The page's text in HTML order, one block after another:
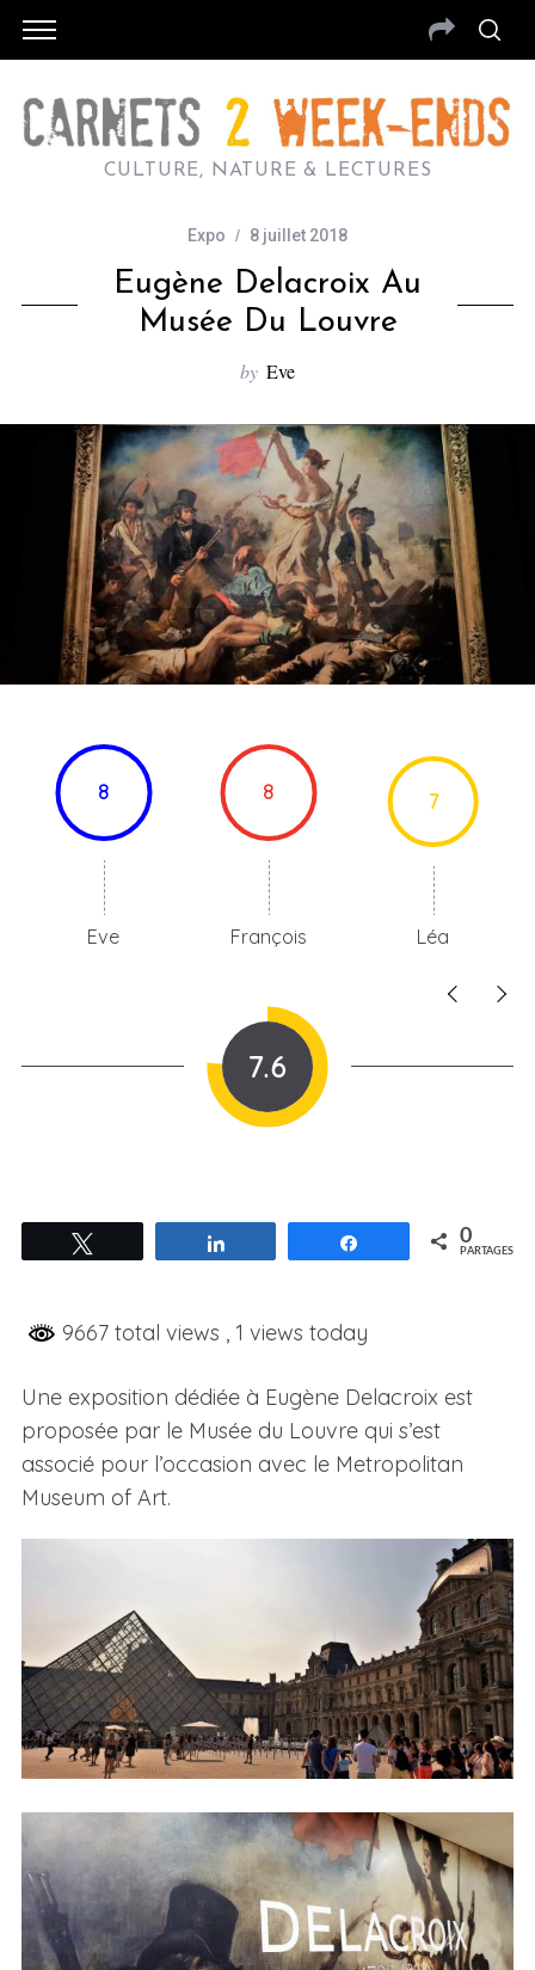
CULTURE, NATURE & LECTURES
Expo 8 juillet 2018
Eugène Delacroix Au
Musée Du Louvre
by Eve
8
Eve
8
François
7
Léa
7.6
Partagez 0
PARTAGES
9667 total views , 1 views today
Une exposition dédiée à Eugène Delacroix est
proposée par le Musée du Louvre qui s’est
associé pour l’occasion avec le Metropolitan
Museum of Art.